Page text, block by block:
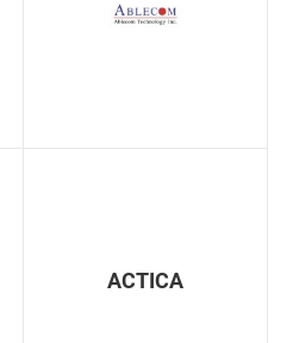
ACTICA